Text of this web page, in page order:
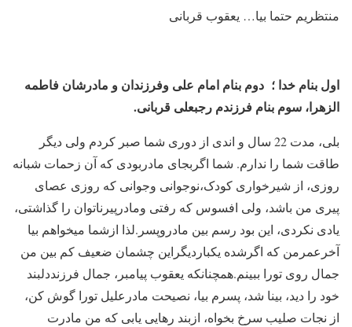
منتظریم حتما بیا… یعقوب قربانی
اول بنام خدا ؛ دوم بنام امام علی وفرزندان و مادرشان فاطمه
الزهرا، سوم بنام فرزندم رجبعلی قربانی.
بلی، مدت 22 سال و اندی از دوری شما صبر کردم ولی دیگر
طاقت شما را ندارم. شما اگربجای مادربودی که آن زحمات شبانه
روزی، از شیرخواری کودک،نوجوانی وجوانی که روزی عصای
پیری من باشد، ولی افسوس که رفتی ومادرپیرناتوان را گذاشتی،
یادی نکردی، این بود رسم بین مادروپسر.لذا ازشما میخواهم بیا
آخرعمرمن که اگرشده یکباردیگراین چشمان ضعیف کم بین من
جمال روی تورا ببینم.همچنانکه یعقوب پیامبر، جمال فرزنددلبند
خود را دید، بینا شد، پسرم بیا، نصیحت مادرعلیل تورا گوش کن،
از نجات صلیب سرخ بخواه، ازبند رهایی یابی که من مادرت